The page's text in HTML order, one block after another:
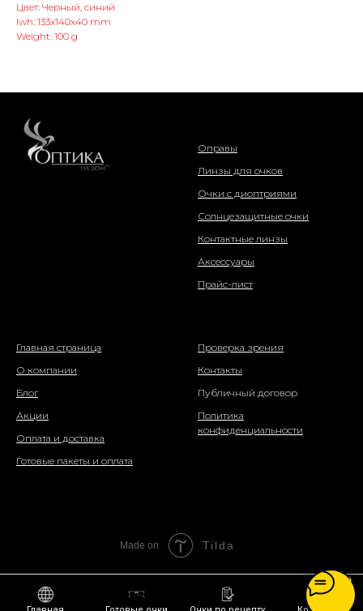
Цвет: Черный, синий
lwh: 133x140x40 mm
Weight: 100 g
Оправы
Линзы для очков
Очки с диоптриями
Солнцезащитные очки
Контактные линзы
Аксессуары
Прайс-лист
Главная страница
О компании
Блог
Акции
Оплата и доставка
Готовые пакеты и оплата
Проверка зрения
Контакты
Публичный договор
Политика
конфиденциальности
Made on Tilda